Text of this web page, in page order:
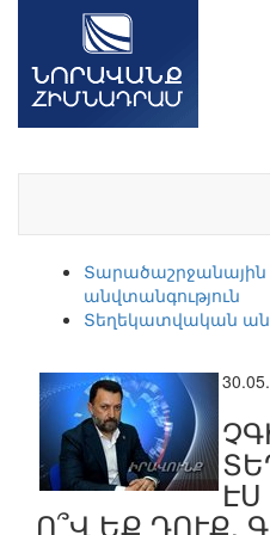
Տարածաշրջանային
անվտանգություն
Տեղեկատվական
ԷՍ
Ո՞Վ ԵՔ ԴՈՒՔ.